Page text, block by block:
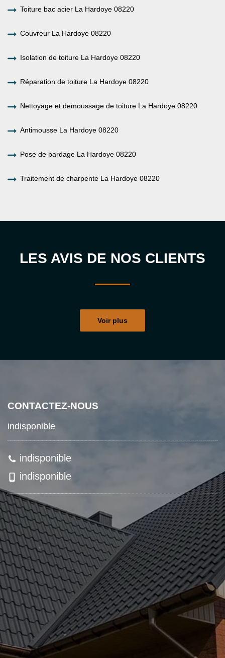
Toiture bac acier La Hardoye 08220
Couvreur La Hardoye 08220
Isolation de toiture La Hardoye 08220
Réparation de toiture La Hardoye 08220
Nettoyage et demoussage de toiture La Hardoye 08220
Antimousse La Hardoye 08220
Pose de bardage La Hardoye 08220
Traitement de charpente La Hardoye 08220
LES AVIS DE NOS CLIENTS
Voir plus
CONTACTEZ-NOUS
indisponible
indisponible
indisponible